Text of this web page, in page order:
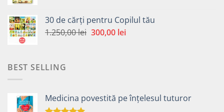
fost:
65,00 lei.
30,00 lei.
30 de cărți pentru Copilul tău
1.250,00lei Prețul
300,00 leiPrețul
BEST SELLING
Medicina povestită pe înțelesul tuturor